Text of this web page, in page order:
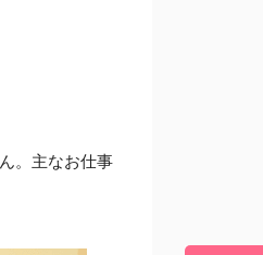
。 主なお仕事